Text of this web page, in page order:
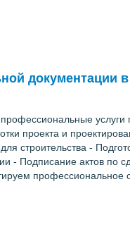
документации
проекта и
строительства -
- Подписание актов